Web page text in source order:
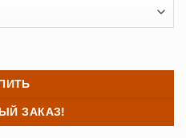
ЗАКАЗ!